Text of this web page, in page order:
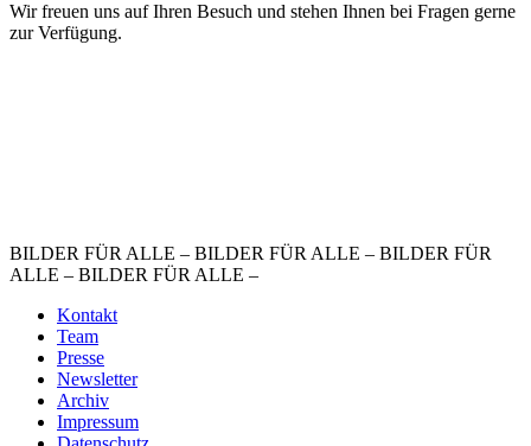
Wir freuen uns auf Ihren Besuch und stehen Ihnen bei Fragen gerne
zur Verfügung.
BILDER FÜR ALLE – BILDER FÜR ALLE – BILDER FÜR
ALLE – BILDER FÜR ALLE –
Kontakt
Team
Presse
Newsletter
Archiv
Impressum